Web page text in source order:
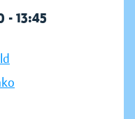
- 13:45